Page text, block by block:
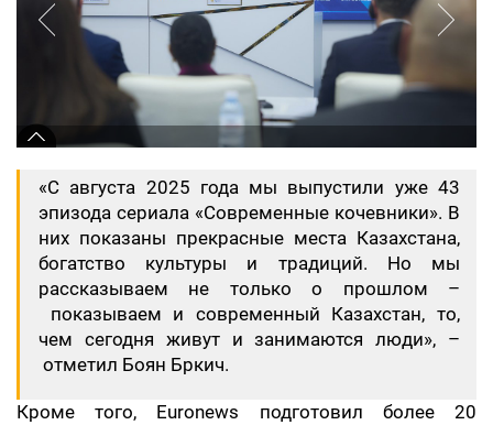
«С августа 2025 года мы выпустили уже 43
эпизода сериала «Современные кочевники». В
них показаны прекрасные места Казахстана,
богатство культуры и традиций. Но мы
рассказываем не только о прошлом –
показываем и современный Казахстан, то,
чем сегодня живут и занимаются люди», –
отметил Боян Бркич.
Кроме того, Euronews подготовил более 20